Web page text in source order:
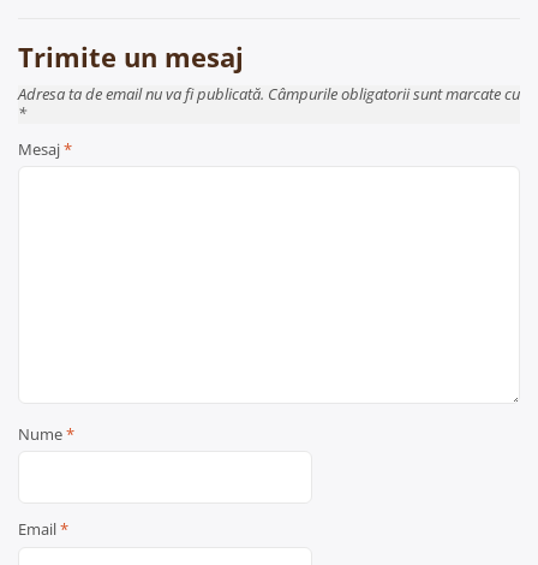
Trimite un mesaj
Adresa ta de email nu va fi publicată. Câmpurile obligatorii sunt marcate cu
*
Mesaj*
Nume*
Email*